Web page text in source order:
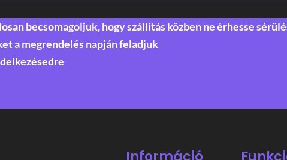
becsomagoljuk, hogy szállítás közben ne érhesse
a megrendelés napján feladjuk